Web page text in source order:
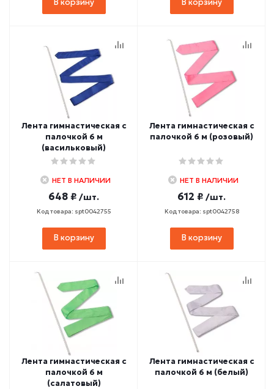
В корзину В корзину
Лента гимнастическая с
палочкой 6 м
(васильковый)
НЕТ В НАЛИЧИИ
648 ₽ /шт.
Код товара: spt0042755
В корзину
Лента гимнастическая с
палочкой 6 м (розовый)
НЕТ В НАЛИЧИИ
612 ₽ /шт.
Код товара: spt0042758
В корзину
Лента гимнастическая с
палочкой 6 м
(салатовый)
Лента гимнастическая с
палочкой 6 м (белый)